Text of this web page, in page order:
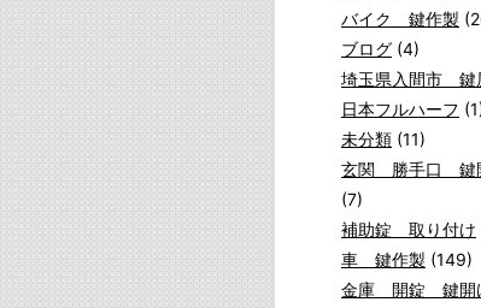
バイク 鍵作製
ブログ (4)
埼玉県入間市 鍵
日本フルハーフ
未分類 (11)
玄関 勝手口 鍵
(7)
補助錠 取り付け
車 鍵作製 (149)
金庫 開錠 鍵開